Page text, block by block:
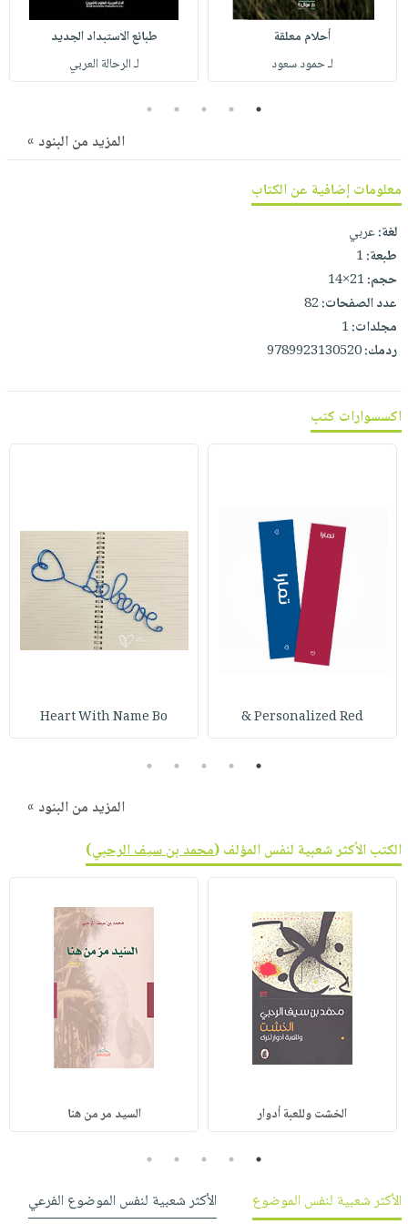
صابون
مناسبات
فيديوهات
انشر
كتابك
تواصل
معنا
عربة
أحلام معلقة
لـ حمود سعود
طبائع الاستبداد الجديد
لـ الرحالة العربي
1
2
3
4
5
المزيد من البنود »
معلومات إضافية عن الكتاب
لغة:عربي
طبعة:1
حجم:21×14
عدد الصفحات:82
مجلدات:1
ردمك:9789923130520
اكسسوارات كتب
Personalized Red &
Heart With Name Bo
1
2
3
4
5
المزيد من البنود »
الكتب الأكثر شعبية لنفس المؤلف (محمد بن سيف الرحبي)
الخشت وللعبة أدوار السيد مر من هنا
1
2
3
4
5
الأكثر شعبية لنفس الموضوع
الأكثر شعبية لنفس الموضوع الفرعي